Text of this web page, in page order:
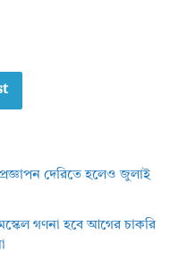
দেরিতে হলেও জুলাই
গণনা হবে আগের চাকরি